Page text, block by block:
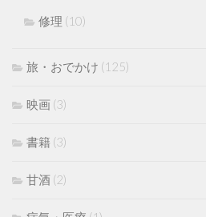
修理 (10)
旅・おでかけ (125)
映画 (3)
書籍 (3)
甘酒 (2)